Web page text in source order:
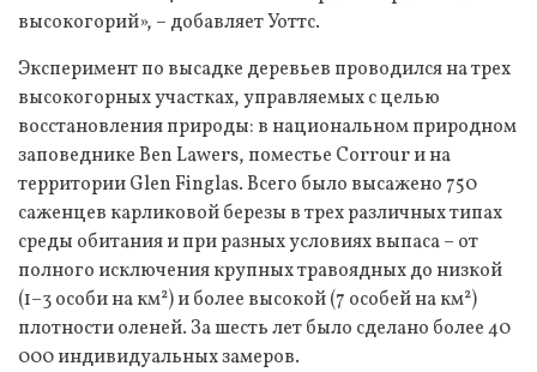
высокогорий», – добавляет Уоттс.
Эксперимент по высадке деревьев проводился на трех
высокогорных участках, управляемых с целью
восстановления природы: в национальном природном
заповеднике Ben Lawers, поместье Corrour и на
территории Glen Finglas. Всего было высажено 750
саженцев карликовой березы в трех различных типах
среды обитания и при разных условиях выпаса – от
полного исключения крупных травоядных до низкой
(1–3 особи на км²) и более высокой (7 особей на км²)
плотности оленей. За шесть лет было сделано более 40
000 индивидуальных замеров.